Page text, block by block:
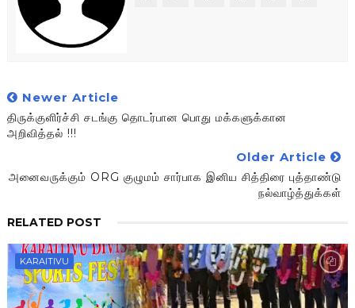
Newer Article
திருக்குளிர்ச்சி சடங்கு தொடர்பான பொது மக்களுக்கான
அறிவித்தல் !!!
Older Article
அனைவருக்கும் ORG குழுமம் சார்பாக இனிய சித்திரை புத்தாண்டு
நல்வாழ்த்துக்கள்
RELATED POST
KARAITIVU